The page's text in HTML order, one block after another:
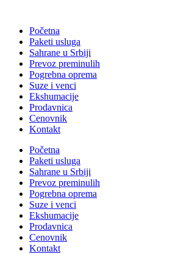
sadržajPočetna
Paketi usluga
Sahrane u Srbiji
Prevoz preminulih
Pogrebna oprema
Suze i venci
Ekshumacije
Prodavnica
Cenovnik
Kontakt
Početna
Paketi usluga
Sahrane u Srbiji
Prevoz preminulih
Pogrebna oprema
Suze i venci
Ekshumacije
Prodavnica
Cenovnik
Kontakt